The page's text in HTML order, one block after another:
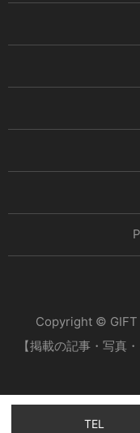
TEL
Copyright ©
【掲載の記事・写真